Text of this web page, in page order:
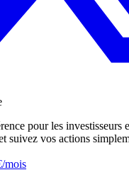
pour les investisseurs
suivez vos actions
mois